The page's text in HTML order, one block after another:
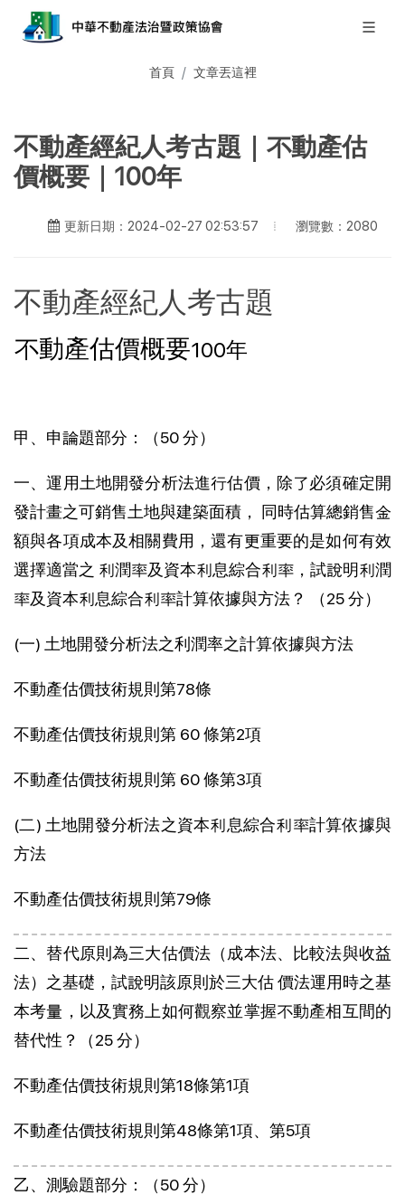
首頁 文章丟這裡
不動產經紀人考古題｜不動產估
價概要｜100年
更新日期：2024-02-27 02:53:57 瀏覽數：2080
不動產經紀人考古題
不動產估價概要100年
甲、申論題部分：（50 分）
一、運用土地開發分析法進行估價，除了必須確定開
發計畫之可銷售土地與建築面積， 同時估算總銷售金
額與各項成本及相關費用，還有更重要的是如何有效
選擇適當之 利潤率及資本利息綜合利率，試說明利潤
率及資本利息綜合利率計算依據與方法？ （25 分）
(一) 土地開發分析法之利潤率之計算依據與方法
不動產估價技術規則第78條
不動產估價技術規則第 60 條第2項
不動產估價技術規則第 60 條第3項
(二) 土地開發分析法之資本利息綜合利率計算依據與
方法
不動產估價技術規則第79條
二、替代原則為三大估價法（成本法、比較法與收益
法）之基礎，試說明該原則於三大估 價法運用時之基
本考量，以及實務上如何觀察並掌握不動產相互間的
替代性？（25 分）
不動產估價技術規則第18條第1項
不動產估價技術規則第48條第1項、第5項
乙、測驗題部分：（50 分）